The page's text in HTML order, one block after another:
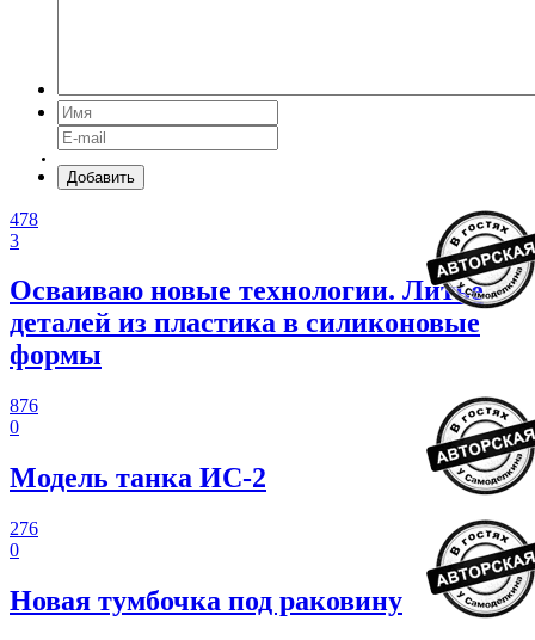
Добавить
478
3
Осваиваю новые технологии. Литье
деталей из пластика в силиконовые
формы
876
0
Модель танка ИС-2
276
0
Новая тумбочка под раковину